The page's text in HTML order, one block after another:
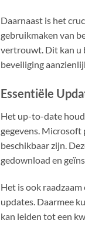
Daarnaast is het
gebruikmaken van
vertrouwt. Dit kan u
beveiliging
Essentiële
Het up-to-date
gegevens. Microsoft
beschikbaar zijn.
gedownload en
Het is ook
updates. Daarmee
kan leiden tot een